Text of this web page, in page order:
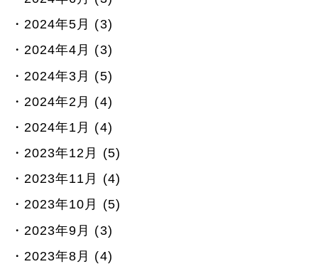
2024年5月 (3)
2024年4月 (3)
2024年3月 (5)
2024年2月 (4)
2024年1月 (4)
2023年12月 (5)
2023年11月 (4)
2023年10月 (5)
2023年9月 (3)
2023年8月 (4)